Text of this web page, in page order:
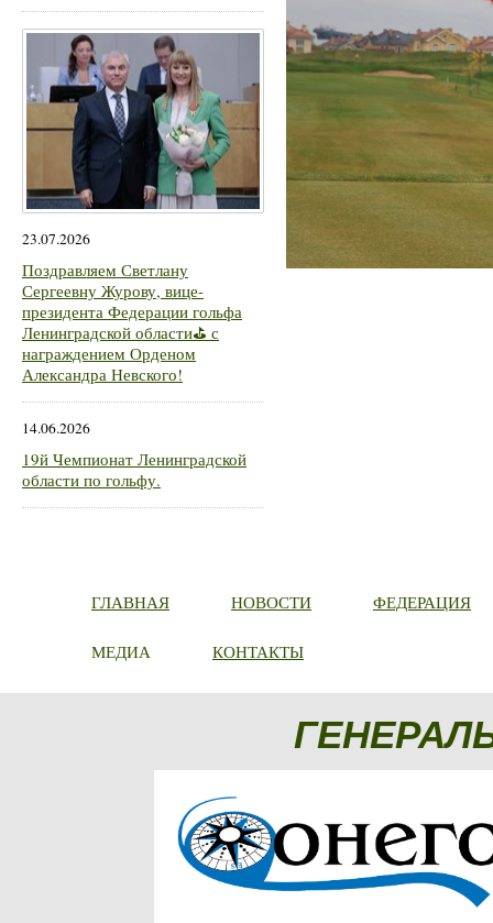
23.07.2026
Поздравляем Светлану
Сергеевну Журову, вице-
президента Федерации гольфа
Ленинградской области⛳ с
награждением Орденом
Александра Невского!
14.06.2026
19й Чемпионат Ленинградской
области по гольфу.
ГЛАВНАЯ НОВОСТИ ФЕДЕРАЦИЯ
МЕДИА КОНТАКТЫ